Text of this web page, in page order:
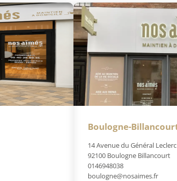
Boulogne-
14 Avenue du Général Leclerc
92100 Boulogne Billancourt
0146948038
boulogne@nosaimes.fr